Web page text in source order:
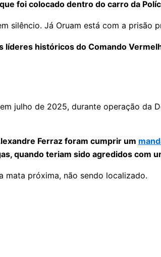
foi colocado dentro do carro da
silêncio. Já Oruam está com a
históricos do Comando
julho de 2025, durante operação da
Ferraz foram cumprir um
quando teriam sido agredidos com
mata próxima, não sendo localizado.